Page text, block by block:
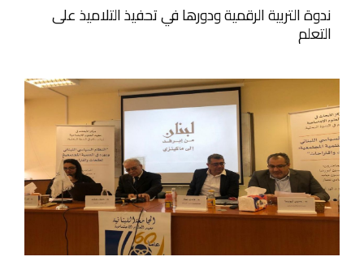
ندوة التربية الرقمية ودورها في تحفيذ التلاميذ على
التعلم